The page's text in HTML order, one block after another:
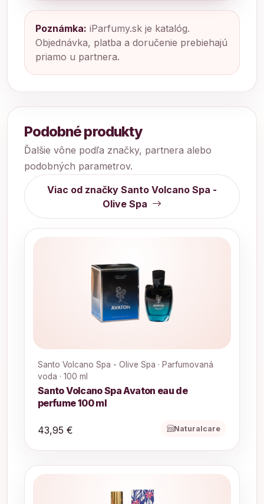
Poznámka: iParfumy.sk je katalóg.
Objednávka, platba a doručenie prebiehajú
priamo u partnera.
Podobné produkty
Ďalšie vône podľa značky, partnera alebo
podobných parametrov.
Viac od značky Santo Volcano Spa -
Olive Spa
Santo Volcano Spa - Olive Spa · Parfumovaná
voda · 100 ml
Santo Volcano Spa Avaton eau de
perfume 100 ml
43,95 € Naturalcare